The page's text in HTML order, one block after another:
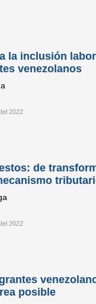
la inclusión
venezolanos
2022
de
2022
posible